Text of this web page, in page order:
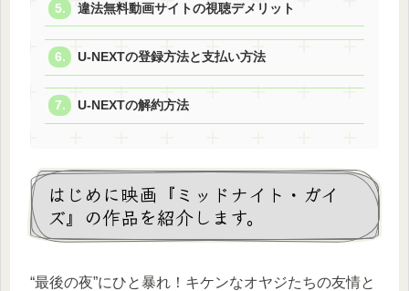
違法無料動画サイトの視聴デメリット
U-NEXTの登録方法と支払い方法
U-NEXTの解約方法
はじめに映画『ミッドナイト・ガイ
ズ』の作品を紹介します。
“最後の夜”にひと暴れ！キケンなオヤジたちの友情と